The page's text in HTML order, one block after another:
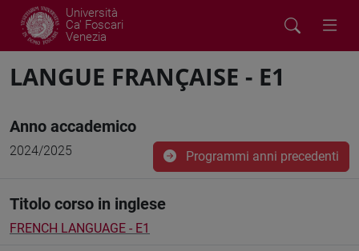
Università
Ca' Foscari
Venezia
LANGUE FRANÇAISE - E1
Anno accademico
2024/2025 Programmi anni precedenti
Titolo corso in inglese
FRENCH LANGUAGE - E1